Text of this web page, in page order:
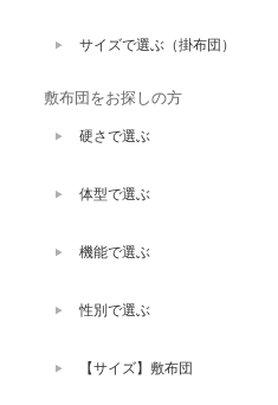
サイズで選ぶ（掛布団）
敷布団をお探しの方
硬さで選ぶ
体型で選ぶ
機能で選ぶ
性別で選ぶ
【サイズ】敷布団